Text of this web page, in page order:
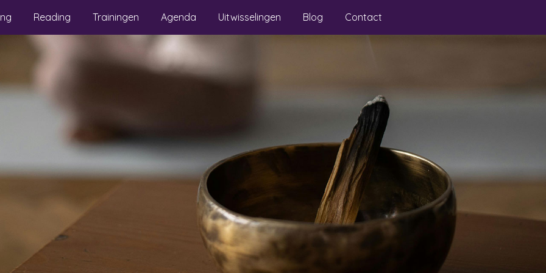
Reading Trainingen Agenda Uitwisselingen Blog Contact